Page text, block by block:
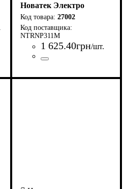
Новатек Электро
27002
NTRNP311M
1 625.40грн/шт.